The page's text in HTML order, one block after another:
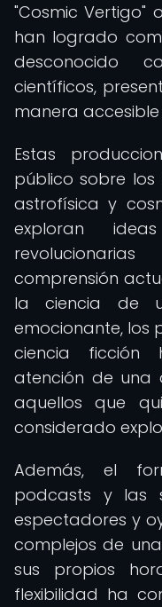
"Cosmic Vertigo"
han logrado
desconocido
científicos,
manera
Estas
público sobre los
astrofísica y
exploran
comprensión
la ciencia de
emocionante, los
ciencia
atención de una
aquellos que
considerado
Además, el
podcasts y las
espectadores y
complejos de
sus propios
flexibilidad ha